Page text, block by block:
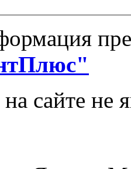
сайте не